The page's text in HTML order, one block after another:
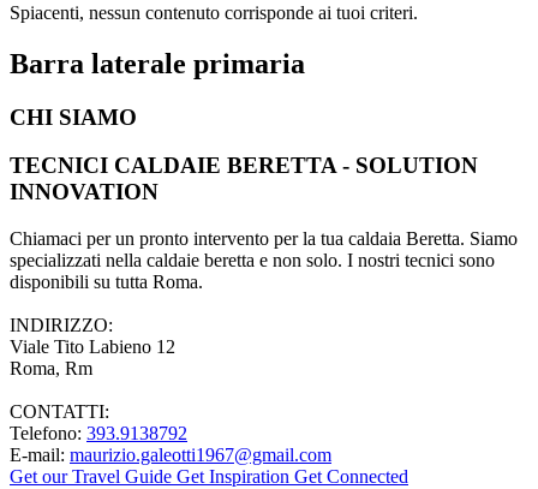
Spiacenti, nessun contenuto corrisponde ai tuoi criteri.
Barra laterale primaria
CHI SIAMO
TECNICI CALDAIE BERETTA - SOLUTION
INNOVATION
Chiamaci per un pronto intervento per la tua caldaia Beretta. Siamo
specializzati nella caldaie beretta e non solo. I nostri tecnici sono
disponibili su tutta Roma.
INDIRIZZO:
Viale Tito Labieno 12
Roma, Rm
CONTATTI:
Telefono: 393.9138792
E-mail: maurizio.galeotti1967@gmail.com
Get our Travel Guide Get Inspiration Get Connected